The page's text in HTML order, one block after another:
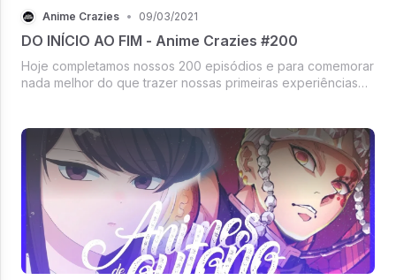
Anime Crazies • 09/03/2021
DO INÍCIO AO FIM - Anime Crazies #200
Hoje completamos nossos 200 episódios e para comemorar
nada melhor do que trazer nossas primeiras experiências